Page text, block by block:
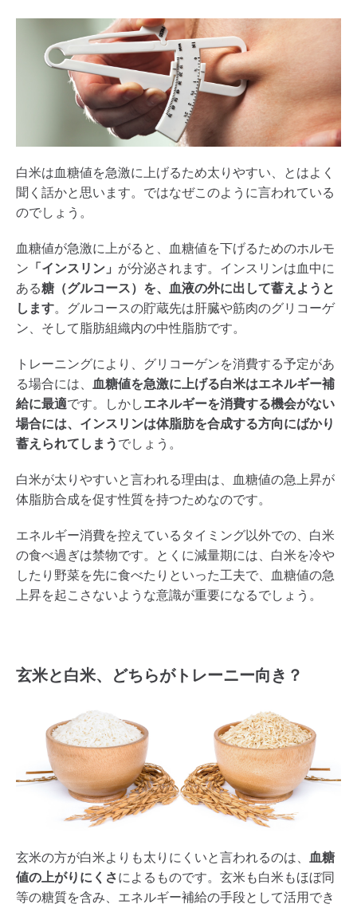
白米は血糖値を急激に上げるため太りやすい、とはよく
聞く話かと思います。ではなぜこのように言われている
のでしょう。
血糖値が急激に上がると、血糖値を下げるためのホルモ
ン 「インスリン」 が分泌されます。インスリンは血中に
ある糖（グルコース）を、血液の外に出して蓄えようと
します。グルコースの貯蔵先は肝臓や筋肉のグリコーゲ
ン、そして脂肪組織内の中性脂肪です。
トレーニングにより、グリコーゲンを消費する予定があ
る場合には、
血糖値を急激に上げる白米はエネルギー補
給に最適です。しかしエネルギーを消費する機会がない
場合には、インスリンは体脂肪を合成する方向にばかり
蓄えられてしまう でしょう。
白米が太りやすいと言われる理由は、血糖値の急上昇が
体脂肪合成を促す性質を持つためなのです。
エネルギー消費を控えているタイミング以外での、白米
の食べ過ぎは禁物です。とくに減量期には、白米を冷や
したり野菜を先に食べたりといった工夫で、血糖値の急
上昇を起こさないような意識が重要になるでしょう。
玄米と白米、どちらがトレーニー向き？
玄米の方が白米よりも太りにくいと言われるのは、
血糖
値の上がりにくさによるものです。玄米も白米もほぼ同
等の糖質を含み、エネルギー補給の手段として活用でき